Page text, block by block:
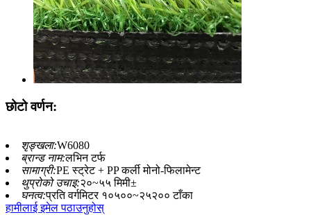
छोटो वर्णन:
शृङ्खला:W6080
ब्रान्ड नाम:लभिन टर्फ
सामाग्री:PE स्ट्रेट + PP कर्ली मोनो-फिलामेन्ट
थुप्रोको उचाइ:२०~५५ मिमी±
घनत्व:प्रति वर्गमिटर १०५००~२५२०० टाँका
हामीलाई इमेल पठाउनुहोस्